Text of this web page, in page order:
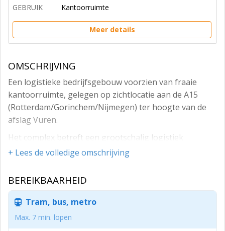
GEBRUIK Kantoorruimte
Meer details
OMSCHRIJVING
Een logistieke bedrijfsgebouw voorzien van fraaie
kantoorruimte, gelegen op zichtlocatie aan de A15
(Rotterdam/Gorinchem/Nijmegen) ter hoogte van de
afslag Vuren.
Het complex betreft een grootschalig logistiek
bedrijfscomplex met kantoorruimte. De bedrijfsruimte
en een laad-/losplein.
Het complex is voorzien van palletstellingen,
ledverlichting, verwarming, overheaddeuren en
loopdeuren.
+ Lees de volledige omschrijving
BEREIKBAARHEID
Tram, bus, metro
Max. 7 min. lopen